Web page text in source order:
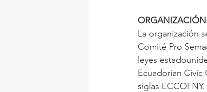
La organización
Comité Pro
leyes
Ecuadorian
siglas